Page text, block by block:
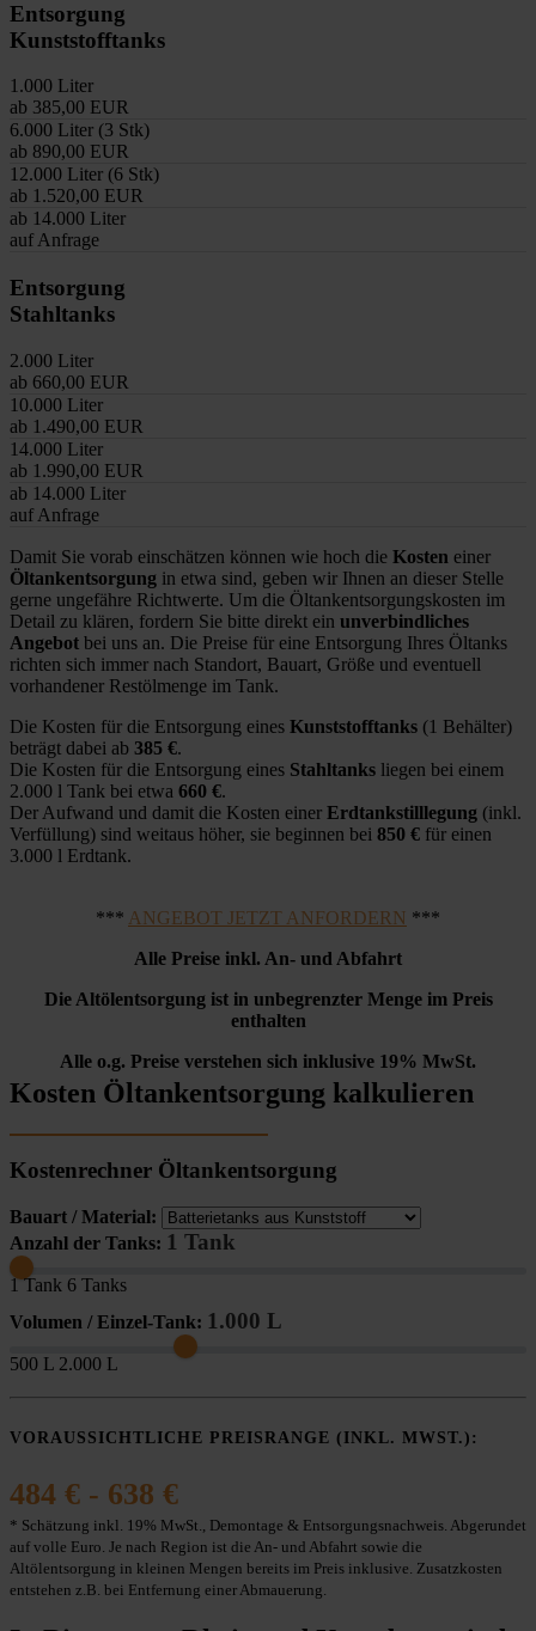
Entsorgung
Kunststofftanks
1.000 Liter
ab 385,00 EUR
6.000 Liter (3 Stk)
ab 890,00 EUR
12.000 Liter (6 Stk)
ab 1.520,00 EUR
ab 14.000 Liter
auf Anfrage
Entsorgung
Stahltanks
2.000 Liter
ab 660,00 EUR
10.000 Liter
ab 1.490,00 EUR
14.000 Liter
ab 1.990,00 EUR
ab 14.000 Liter
auf Anfrage
Damit Sie vorab einschätzen können wie hoch die Kosten einer
Öltankentsorgung in etwa sind, geben wir Ihnen an dieser Stelle
gerne ungefähre Richtwerte. Um die Öltankentsorgungskosten im
Detail zu klären, fordern Sie bitte direkt ein unverbindliches
Angebot bei uns an. Die Preise für eine Entsorgung Ihres Öltanks
richten sich immer nach Standort, Bauart, Größe und eventuell
vorhandener Restölmenge im Tank.
Die Kosten für die Entsorgung eines Kunststofftanks (1 Behälter)
beträgt dabei ab 385 €.
Die Kosten für die Entsorgung eines Stahltanks liegen bei einem
2.000 l Tank bei etwa 660 €.
Der Aufwand und damit die Kosten einer Erdtankstilllegung (inkl.
Verfüllung) sind weitaus höher, sie beginnen bei 850 € für einen
3.000 l Erdtank.
*** ANGEBOT JETZT ANFORDERN ***
Alle Preise inkl. An- und Abfahrt
Die Altölentsorgung ist in unbegrenzter Menge im Preis
enthalten
Alle o.g. Preise verstehen sich inklusive 19% MwSt.
Kosten Öltankentsorgung kalkulieren
Kostenrechner Öltankentsorgung
Bauart / Material:
Anzahl der Tanks: 1 Tank
1 Tank 6 Tanks
Volumen / Einzel-Tank: 1.000 L
500 L 2.000 L
VORAUSSICHTLICHE PREISRANGE (INKL. MWST.):
484 € - 638 €
* Schätzung inkl. 19% MwSt., Demontage & Entsorgungsnachweis. Abgerundet
auf volle Euro. Je nach Region ist die An- und Abfahrt sowie die
Altölentsorgung in kleinen Mengen bereits im Preis inklusive. Zusatzkosten
entstehen z.B. bei Entfernung einer Abmauerung.